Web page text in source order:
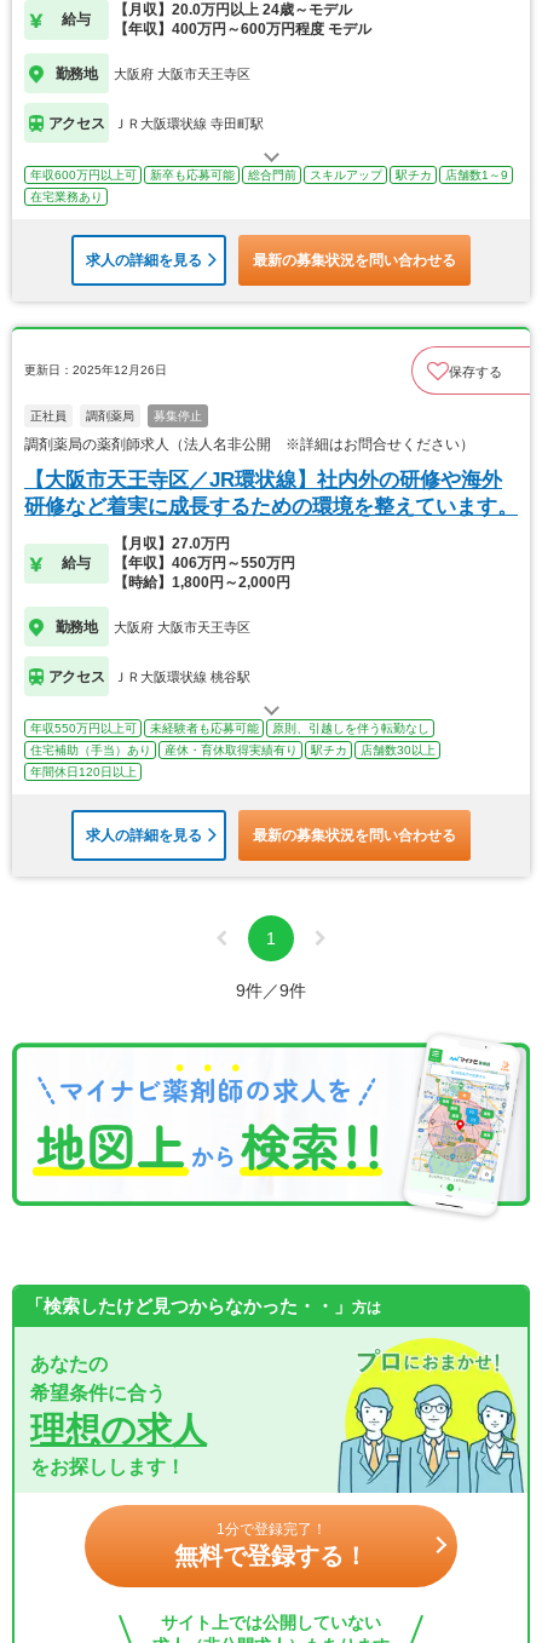
給与
【月収】20.0万円以上 24歳～モデル
【年収】400万円～600万円程度 モデル
勤務地 大阪府 大阪市天王寺区
アクセス ＪＲ大阪環状線 寺田町駅
年収600万円以上可 新卒も応募可能 総合門前 スキルアップ 駅チカ
店舗数1～9
在宅業務あり
求人の詳細を見る 最新の募集状況を問い合わせる
更新日：2025年12月26日 保存する
正社員 調剤薬局 募集停止
調剤薬局の薬剤師求人（法人名非公開 ※詳細はお問合せください）
【大阪市天王寺区／JR環状線】社内外の研修や海外
研修など着実に成長するための環境を整えています。
給与
【月収】27.0万円
【年収】406万円～550万円
【時給】1,800円～2,000円
勤務地 大阪府 大阪市天王寺区
アクセス ＪＲ大阪環状線 桃谷駅
年収550万円以上可 未経験者も応募可能
原則、引越しを伴う転勤なし
住宅補助（手当）あり
産休・育休取得実績有り 駅チカ
店舗数30以上
年間休日120日以上
求人の詳細を見る 最新の募集状況を問い合わせる
1
9件／9件
「検索したけど見つからなかった・・」 方は
あなたの
希望条件に合う
理想の求人
をお探しします！
1分で登録完了！
無料で登録する！
サイト上では公開していない